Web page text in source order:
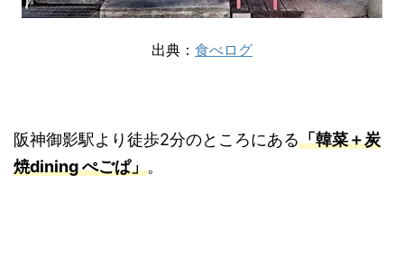
出典： 食べログ
阪神御影駅より徒歩2分のところにある「韓︎菜＋炭
焼dining ぺごぱ」。